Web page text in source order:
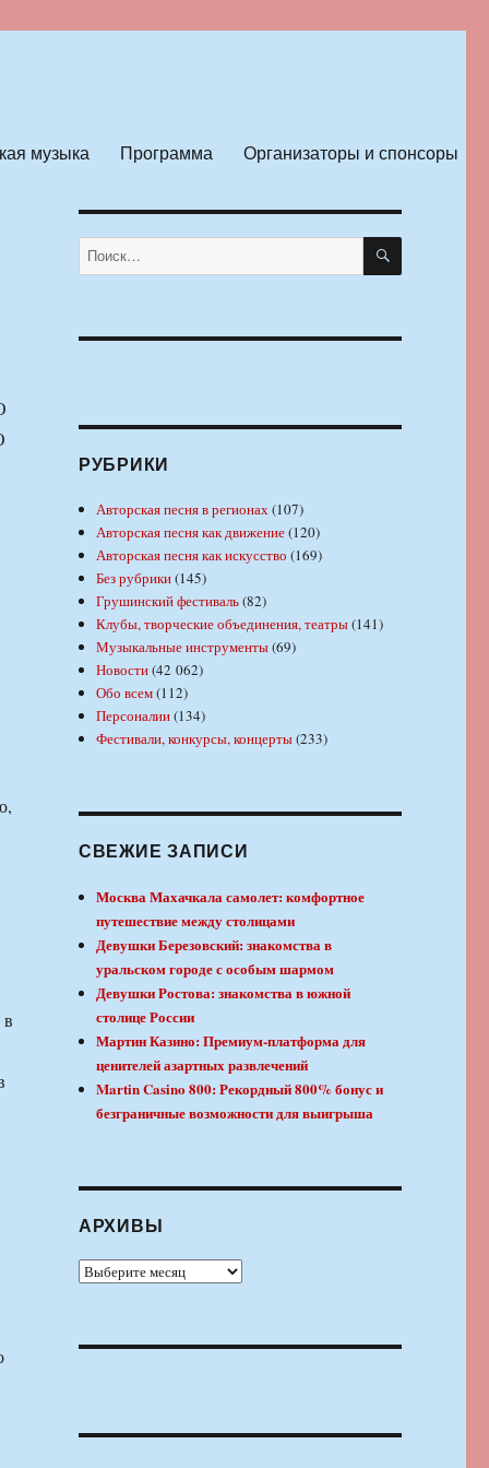
музыка Программа Организаторы и спонсоры
Искать: ПОИСК
РУБРИКИ
Авторская песня в регионах(107)
Авторская песня как движение(120)
Авторская песня как искусство (169)
Без рубрики(145)
Грушинский фестиваль(82)
Клубы, творческие объединения, театры(141)
Музыкальные инструменты(69)
Новости(42 062)
Обо всем(112)
Персоналии(134)
Фестивали, конкурсы, концерты(233)
СВЕЖИЕ ЗАПИСИ
Москва Махачкала самолет: комфортное
путешествие между столицами
Девушки Березовский: знакомства в
уральском городе с особым шармом
Девушки Ростова: знакомства в южной
столице России
Мартин Казино: Премиум-платформа для
ценителей азартных развлечений
Martin Casino 800: Рекордный 800% бонус и
безграничные возможности для выигрыша
АРХИВЫ
Архивы